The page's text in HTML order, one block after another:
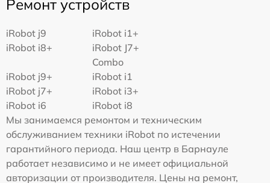
Ремонт устройств
iRobot j9
iRobot i1+
iRobot i8+
iRobot J7+
Combo
iRobot j9+
iRobot i1
iRobot j7+
iRobot i3+
iRobot i6
iRobot i8
Мы занимаемся ремонтом и техническим
обслуживанием техники iRobot по истечении
гарантийного периода. Наш центр в Барнауле
работает независимо и не имеет официальной
авторизации от производителя. Цены на ремонт,